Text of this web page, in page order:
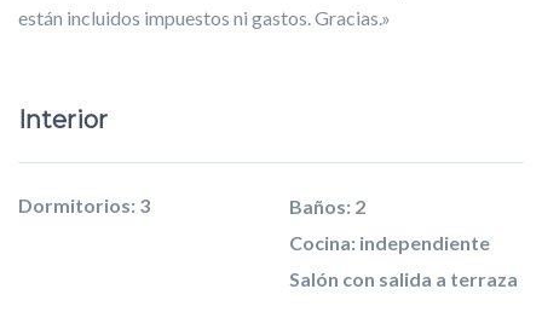
están incluidos impuestos ni gastos. Gracias.»
Interior
Dormitorios: 3
Baños: 2
Cocina: independiente
Salón con salida a terraza